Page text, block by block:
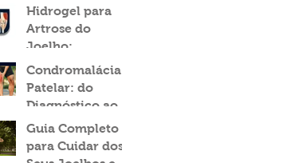
Hidrogel para
Artrose do
Joelho:
Tratamento
Inovador em
Ortopedia
Condromalácia
Patelar: do
Diagnóstico ao
Tratamento
Guia Completo
para Cuidar dos